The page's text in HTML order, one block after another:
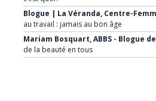
brièvement occupé des
fonctions chez
été associé chez
Communication Soleil,
Blogue | La Véranda, Centre-
au travail : jamais au bon âge
Mariam Bosquart, ABBS - Blogue de
de la beauté en tous